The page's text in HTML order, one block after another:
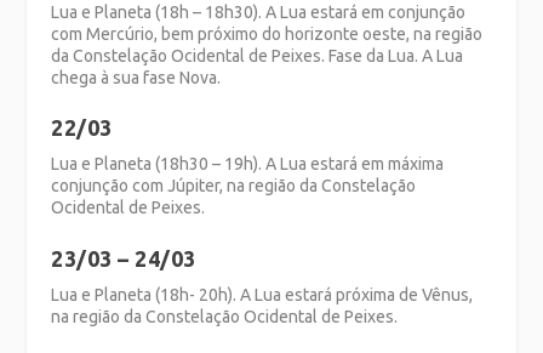
Lua e Planeta (18h – 18h30). A Lua estará em conjunção
com Mercúrio, bem próximo do horizonte oeste, na região
da Constelação Ocidental de Peixes. Fase da Lua. A Lua
chega à sua fase Nova.
22/03
Lua e Planeta (18h30 – 19h). A Lua estará em máxima
conjunção com Júpiter, na região da Constelação
Ocidental de Peixes.
23/03 – 24/03
Lua e Planeta (18h- 20h). A Lua estará próxima de Vênus,
na região da Constelação Ocidental de Peixes.